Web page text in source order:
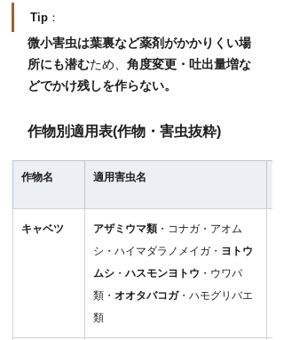
Tip ：
微小害虫は葉裏など薬剤がかかりくい場
所にも潜むため、 角度変更・吐出量増な
どでかけ残しを作らない。
作物別適用表(作物・害虫抜粋)
作物名 適用害虫名
キャベツ アザミウマ類 ・コナガ・アオム
シ・ハイマダラノメイガ・ ヨトウ
ムシ ・ ハスモンヨトウ ・ウワバ
類・ オオタバコガ・ハモグリバエ
類